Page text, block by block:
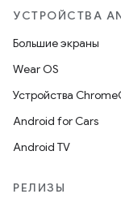
УСТРОЙСТВА
Большие экраны
Wear OS
Устройства
Android for Cars
Android TV
РЕЛИЗЫ